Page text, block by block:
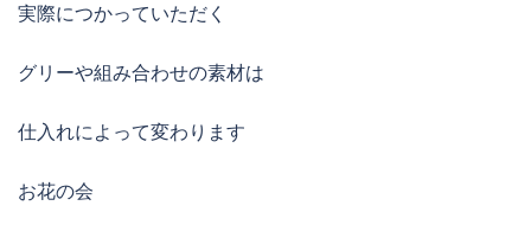
実際につかっていただく
グリーや組み合わせの素材は
仕入れによって変わります
お花の会